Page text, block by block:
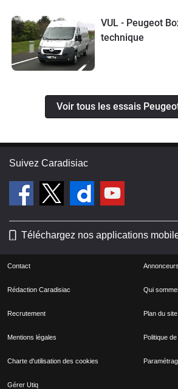
VUL - Peugeot
technique
Voir tous les essais
Suivez Caradisiac
Téléchargez nos applications
Contact Annonceurs
Rédaction Caradisiac Qui
Recrutement Plan du site
Mentions légales Politique
Charte d'utilisation des cookies
Gérer Utiq